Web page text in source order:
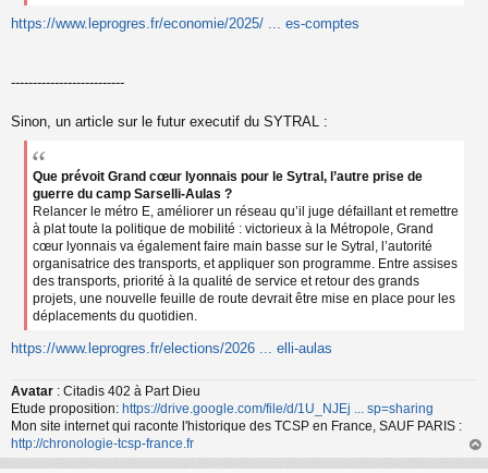
https://www.leprogres.fr/economie/2025/ ... es-comptes
--------------------------
Sinon, un article sur le futur executif du SYTRAL :
Que prévoit Grand cœur lyonnais pour le Sytral, l’autre prise de
guerre du camp Sarselli-Aulas ?
Relancer le métro E, améliorer un réseau qu’il juge défaillant et remettre
à plat toute la politique de mobilité : victorieux à la Métropole, Grand
cœur lyonnais va également faire main basse sur le Sytral, l’autorité
organisatrice des transports, et appliquer son programme. Entre assises
des transports, priorité à la qualité de service et retour des grands
projets, une nouvelle feuille de route devrait être mise en place pour les
déplacements du quotidien.
https://www.leprogres.fr/elections/2026 ... elli-aulas
Avatar : Citadis 402 à Part Dieu
Etude proposition: https://drive.google.com/file/d/1U_NJEj ... sp=sharing
Mon site internet qui raconte l'historique des TCSP en France, SAUF PARIS :
http://chronologie-tcsp-france.fr
au